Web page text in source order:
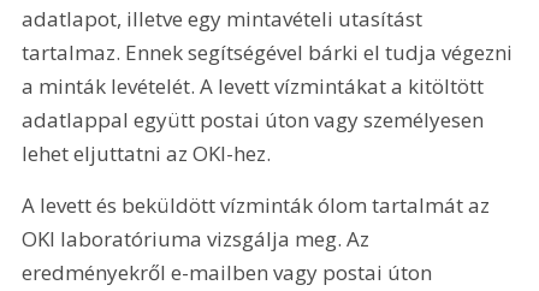
adatlapot, illetve egy mintavételi utasítást
tartalmaz. Ennek segítségével bárki el tudja végezni
a minták levételét. A levett vízmintákat a kitöltött
adatlappal együtt postai úton vagy személyesen
lehet eljuttatni az OKI-hez.
A levett és beküldött vízminták ólom tartalmát az
OKI laboratóriuma vizsgálja meg. Az
eredményekről e-mailben vagy postai úton